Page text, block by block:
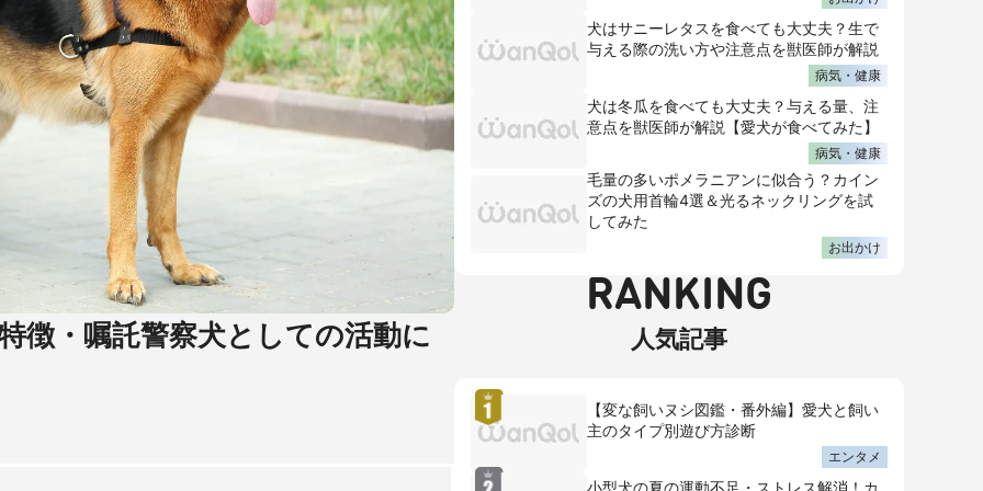
徴・嘱託警察犬としての活動に
犬はサニーレタスを食べても大丈夫？生で
与える際の洗い方や注意点を獣医師が解説
病気・健康
犬は冬瓜を食べても大丈夫？与える量、注
意点を獣医師が解説【愛犬が食べてみた】
病気・健康
毛量の多いポメラニアンに似合う？カイン
ズの犬用首輪4選＆光るネックリングを試
してみた
お出かけ
RANKING
人気記事
【変な飼いヌシ図鑑・番外編】愛犬と飼い
主のタイプ別遊び方診断
エンタメ
小型犬の夏の運動不足・ストレス解消！カ